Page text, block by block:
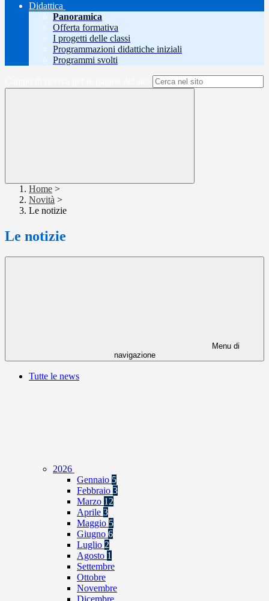
Didattica
Panoramica
Offerta formativa
I progetti delle classi
Programmazioni didattiche iniziali
Programmi svolti
Home >
Novità >
Le notizie
Le notizie
Menu di
navigazione
Tutte le news
2026
Gennaio 5
Febbraio 3
Marzo 12
Aprile 3
Maggio 5
Giugno 6
Luglio 2
Agosto 1
Settembre
Ottobre
Novembre